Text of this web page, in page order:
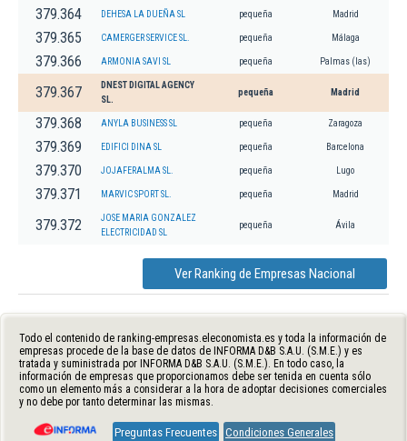
379.364 DEHESA LA DUEÑA SL pequeña Madrid
379.365 CAMERGER SERVICE SL. pequeña Málaga
379.366 ARMONIA SAVI SL pequeña Palmas (las)
379.367
DNEST DIGITAL AGENCY
SL.
pequeña Madrid
379.368 ANYLA BUSINESS SL pequeña Zaragoza
379.369 EDIFICI DINA SL pequeña Barcelona
379.370 JOJAFERALMA SL. pequeña Lugo
379.371 MARVIC SPORT SL. pequeña Madrid
379.372
JOSE MARIA GONZALEZ
ELECTRICIDAD SL
pequeña Ávila
Ver Ranking de Empresas Nacional
Todo el contenido de ranking-empresas.eleconomista.es y toda la información de
empresas procede de la base de datos de INFORMA D&B S.A.U. (S.M.E.) y es
tratada y suministrada por INFORMA D&B S.A.U. (S.M.E.). En todo caso, la
información de empresas que proporcionamos debe ser tenida en cuenta sólo
como un elemento más a considerar a la hora de adoptar decisiones comerciales
y no debe por tanto determinar las mismas.
Preguntas Frecuentes Condiciones Generales